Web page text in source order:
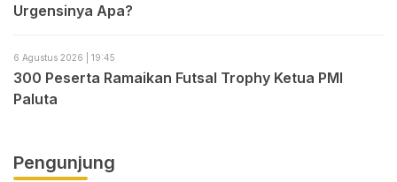
Urgensinya Apa?
6 Agustus 2026 | 19:45
300 Peserta Ramaikan Futsal Trophy Ketua PMI
Paluta
Pengunjung